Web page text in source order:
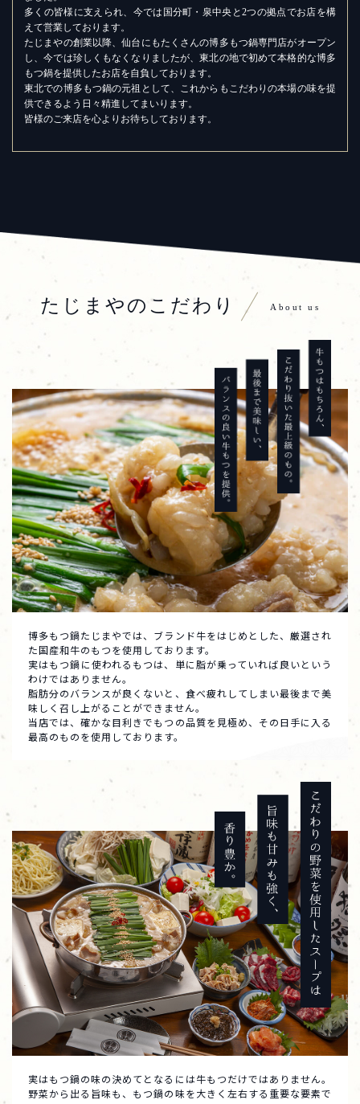
多くの皆様に支えられ、今では国分町・泉中央と2つの拠点でお店を構
えて営業しております。
たじまやの創業以降、仙台にもたくさんの博多もつ鍋専門店がオープン
し、今では珍しくもなくなりましたが、東北の地で初めて本格的な博多
もつ鍋を提供したお店を自負しております。
東北での博多もつ鍋の元祖として、これからもこだわりの本場の味を提
供できるよう日々精進してまいります。
皆様のご来店を心よりお待ちしております。
たじまやのこだわり About us
博多もつ鍋たじまやでは、ブランド牛をはじめとした、 厳選され
た国産和牛のもつを使用しております。
実はもつ鍋に使われるもつは、単に脂が乗っていれば良いという
わけではありません。
脂肪分のバランスが良くないと、食べ疲れしてしまい最後まで美
味しく召し上がることができません。
当店では、確かな目利きでもつの品質を見極め、その日手に入る
最高のものを使用しております。
実はもつ鍋の味の決めてとなるには牛もつだけではありません。
野菜から出る旨味も、もつ鍋の味を大きく左右する重要な要素で